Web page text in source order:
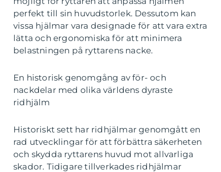
perfekt till sin huvudstorlek. Dessutom kan
vissa hjälmar vara designade för att vara extra
lätta och ergonomiska för att minimera
belastningen på ryttarens nacke.
En historisk genomgång av för- och
nackdelar med olika världens dyraste
ridhjälm
Historiskt sett har ridhjälmar genomgått en
rad utvecklingar för att förbättra säkerheten
och skydda ryttarens huvud mot allvarliga
skador. Tidigare tillverkades ridhjälmar